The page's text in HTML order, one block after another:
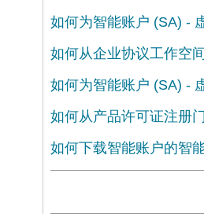
如何为智能账户 (SA) -
如何从企业协议工作空
如何为智能账户 (SA) -
如何从产品许可证注册
如何下载智能账户的智